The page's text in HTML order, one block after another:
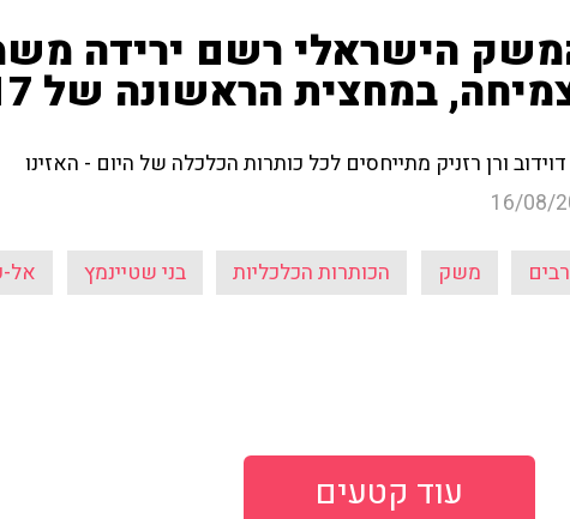
הישראלי רשם ירידה
במחצית הראשונה של 2017"
ורן רזניק מתייחסים לכל כותרות הכלכלה של היום - האזינו
16/08/
משק הכותרות הכלכליות בני שטיינמץ
עוד קטעים